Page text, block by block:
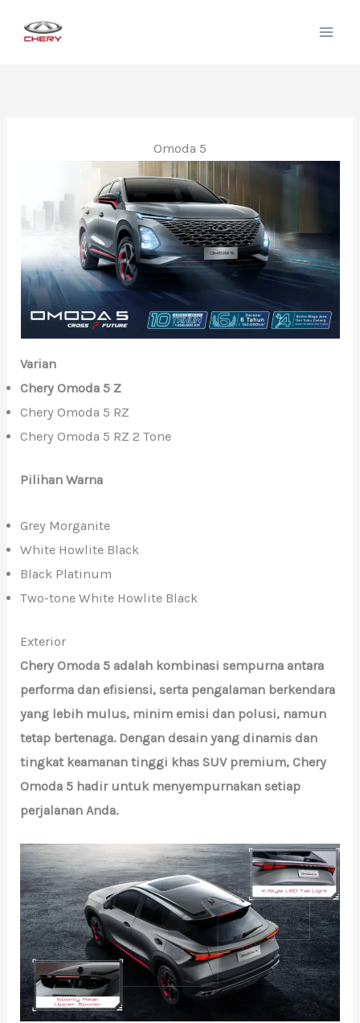
Omoda 5
Varian
Chery Omoda 5 Z
Chery Omoda 5 RZ
Chery Omoda 5 RZ 2 Tone
Pilihan Warna
Grey Morganite
White Howlite Black
Black Platinum
Two-tone White Howlite Black
Exterior
Chery Omoda 5 adalah kombinasi sempurna antara
performa dan efisiensi, serta pengalaman berkendara
yang lebih mulus, minim emisi dan polusi, namun
tetap bertenaga. Dengan desain yang dinamis dan
tingkat keamanan tinggi khas SUV premium, Chery
Omoda 5 hadir untuk menyempurnakan setiap
perjalanan Anda.